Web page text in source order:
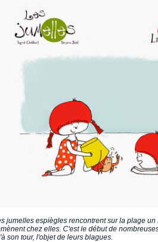
jumelles espiègles rencontrent sur la plage
chez elles. C'est le début de
son tour, l'objet de leurs blagues.